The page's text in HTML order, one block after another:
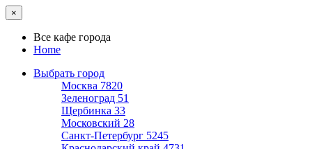
×
Все кафе города
Home
Выбрать город
Москва 7820
Зеленоград 51
Щербинка 33
Московский 28
Санкт-Петербург 5245